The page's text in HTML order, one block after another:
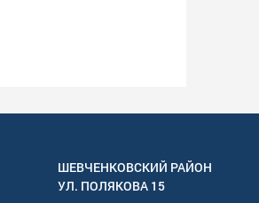
ШЕВЧЕНКОВСКИЙ РАЙОН
УЛ. ПОЛЯКОВА 15